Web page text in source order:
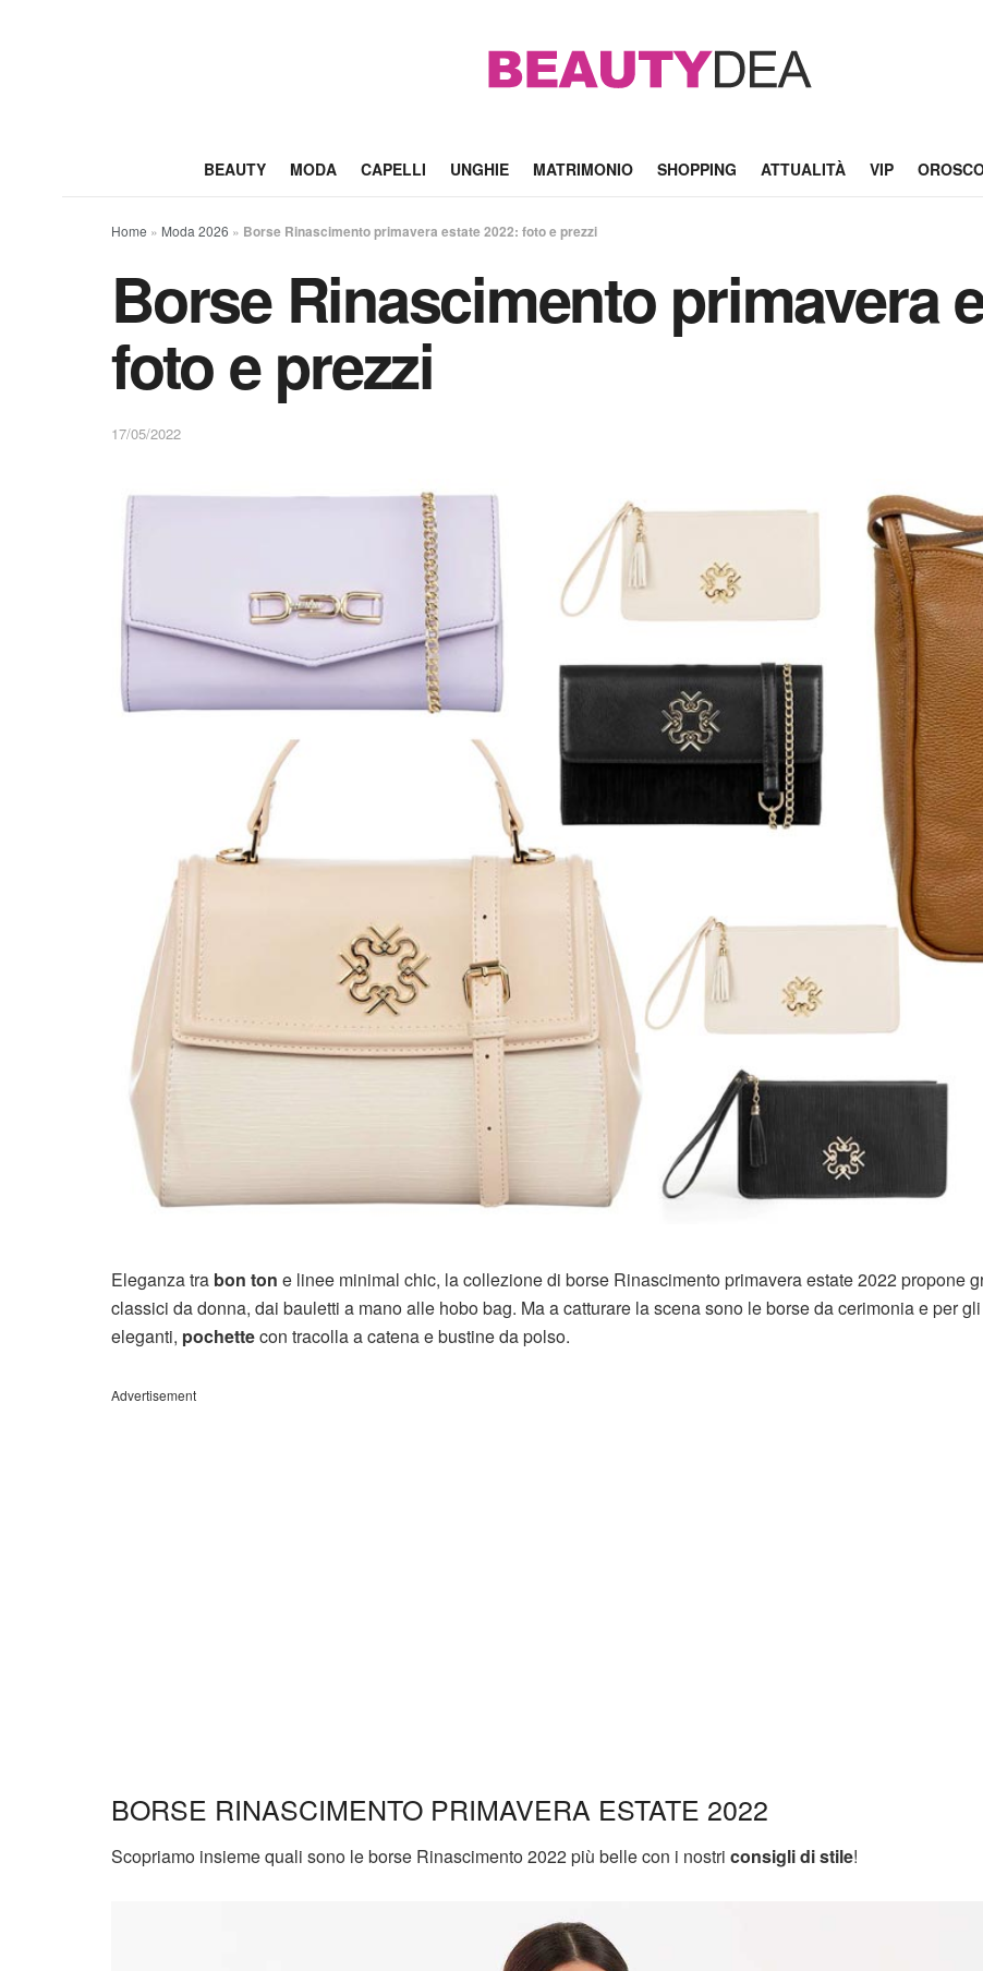
BEAUTY MODA CAPELLI UNGHIE MATRIMONIO SHOPPING ATTUALITÀ VIP
Home » Moda 2026 » Borse Rinascimento primavera estate 2022: foto e prezzi
Borse Rinascimento primavera
foto e prezzi
17/05/2022
Eleganza tra bon ton e linee minimal chic, la collezione di borse Rinascimento primavera estate 2022 propone
classici da donna, dai bauletti a mano alle hobo bag. Ma a catturare la scena sono le borse da cerimonia e per
eleganti, pochettecon tracolla a catena e bustine da polso.
Advertisement
BORSE RINASCIMENTO PRIMAVERA ESTATE 2022
Scopriamo insieme quali sono le borse Rinascimento 2022 più belle con i nostri consigli di stile!